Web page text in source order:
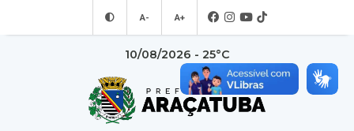
A- A+
10/08/2026 - 25°C